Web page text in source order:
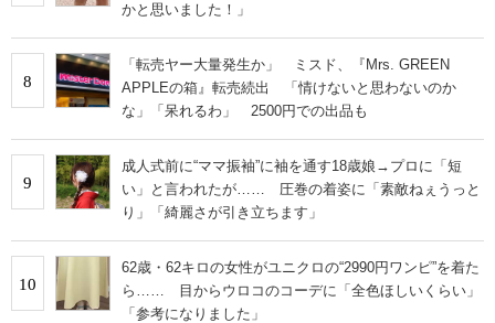
かと思いました！」
8
「転売ヤー大量発生か」 ミスド、『Mrs. GREEN
APPLEの箱』転売続出 「情けないと思わないのか
な」「呆れるわ」 2500円での出品も
9
成人式前に“ママ振袖”に袖を通す18歳娘→プロに「短
い」と言われたが…… 圧巻の着姿に「素敵ねぇうっと
り」「綺麗さが引き立ちます」
10
62歳・62キロの女性がユニクロの“2990円ワンピ”を着た
ら…… 目からウロコのコーデに「全色ほしいくらい」
「参考になりました」